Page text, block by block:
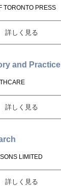
TORONTO PRESS
詳しく見る
and Practice
詳しく見る
LIMITED
詳しく見る